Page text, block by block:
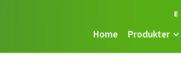
E
Home Produkter